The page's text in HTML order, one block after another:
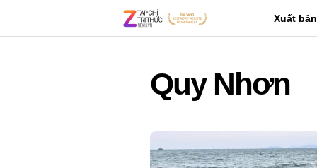
Xuất bản
Quy Nhơn